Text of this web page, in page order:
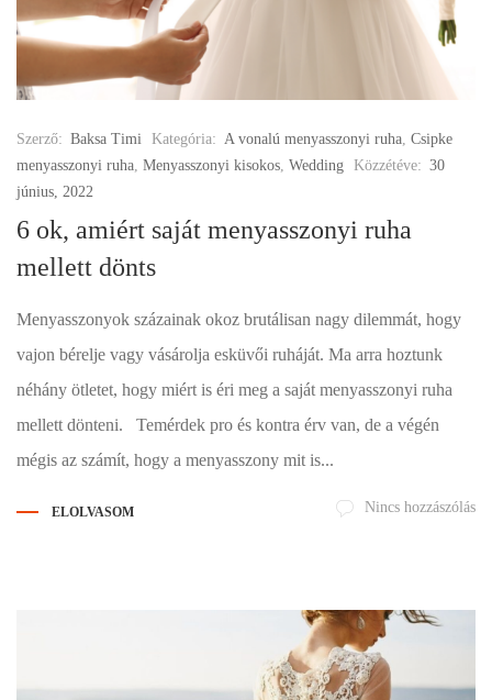
Szerző: Baksa Timi Kategória: A vonalú menyasszonyi ruha, Csipke
menyasszonyi ruha, Menyasszonyi kisokos, Wedding Közzétéve: 30
június, 2022
6 ok, amiért saját menyasszonyi ruha
mellett dönts
Menyasszonyok százainak okoz brutálisan nagy dilemmát, hogy
vajon bérelje vagy vásárolja esküvői ruháját. Ma arra hoztunk
néhány ötletet, hogy miért is éri meg a saját menyasszonyi ruha
mellett dönteni. Temérdek pro és kontra érv van, de a végén
mégis az számít, hogy a menyasszony mit is...
ELOLVASOM Nincs hozzászólás